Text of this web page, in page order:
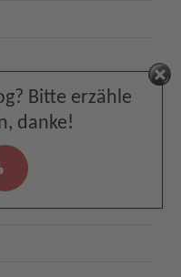
Bitte erzähle
danke!